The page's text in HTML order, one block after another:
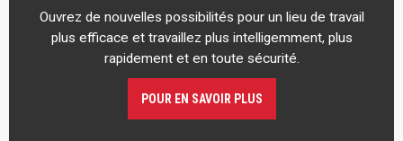
Ouvrez de nouvelles possibilités pour un lieu de travail
plus efficace et travaillez plus intelligemment, plus
rapidement et en toute sécurité.
POUR EN SAVOIR PLUS